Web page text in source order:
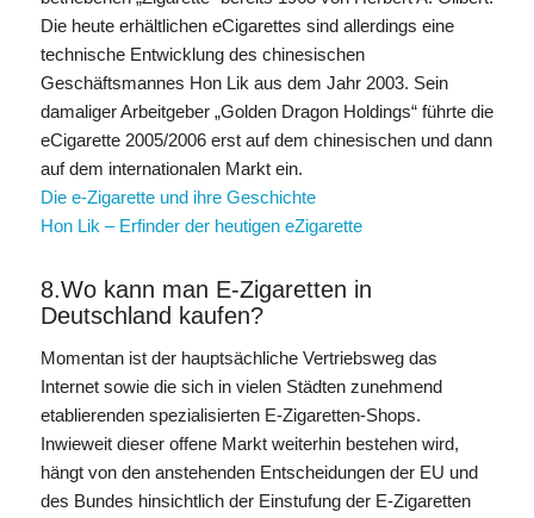
Die heute erhältlichen eCigarettes sind allerdings eine
technische Entwicklung des chinesischen
Geschäftsmannes Hon Lik aus dem Jahr 2003. Sein
damaliger Arbeitgeber „Golden Dragon Holdings“ führte die
eCigarette 2005/2006 erst auf dem chinesischen und dann
auf dem internationalen Markt ein.
Die e-Zigarette und ihre Geschichte
Hon Lik – Erfinder der heutigen eZigarette
8.Wo kann man E-Zigaretten in
Deutschland kaufen?
Momentan ist der hauptsächliche Vertriebsweg das
Internet sowie die sich in vielen Städten zunehmend
etablierenden spezialisierten E-Zigaretten-Shops.
Inwieweit dieser offene Markt weiterhin bestehen wird,
hängt von den anstehenden Entscheidungen der EU und
des Bundes hinsichtlich der Einstufung der E-Zigaretten